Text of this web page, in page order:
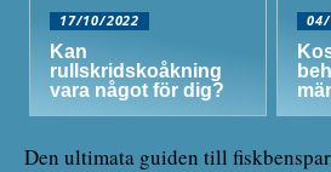
17/10/2022
Kan
rullskridskoåkning
vara något för dig?
Den ultimata guiden till